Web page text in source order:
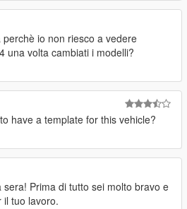
io non riesco a vedere
una volta cambiati i modelli?
have a template for this vehicle?
sera! Prima di tutto sei molto bravo e
il tuo lavoro.